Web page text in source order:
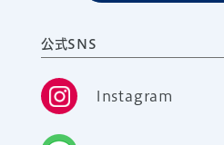
公式SNS
Instagram